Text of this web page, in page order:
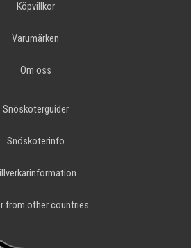
Köpvillkor
Varumärken
Om oss
Snöskoterguider
Snöskoterinfo
from other countries